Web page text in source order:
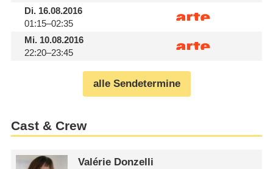
Di.16.08.2016
01:15–02:35
Mi.10.08.2016
22:20–23:45
alle Sendetermine
Cast & Crew
Valérie Donzelli